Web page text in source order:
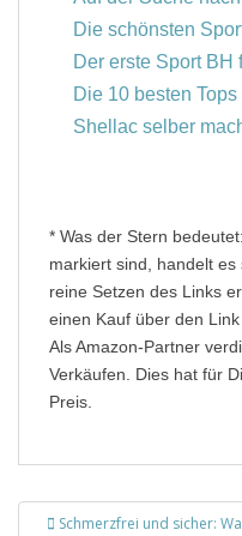
Die schönsten
Der erste Sport BH
Die 10 besten
Shellac selber
* Was der Stern
markiert sind, handelt
reine Setzen des Links
einen Kauf über den
Als Amazon-Partner
Verkäufen. Dies hat für
Preis.
Schmerzfrei und sicher: